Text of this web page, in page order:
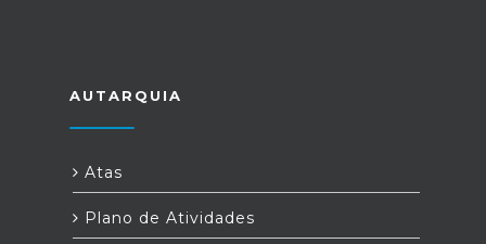
AUTARQUIA
Atas
Plano de Atividades